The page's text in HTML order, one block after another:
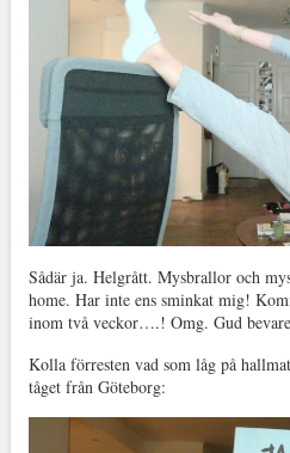
Sådär ja. Helgrått. Mysbrallor och
home. Har inte ens sminkat mig!
inom två veckor….! Omg. Gud
Kolla förresten vad som låg på
tåget från Göteborg: